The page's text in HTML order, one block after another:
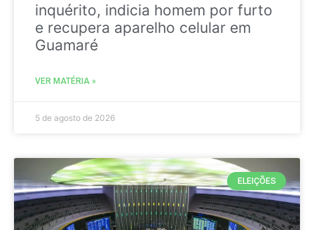
inquérito, indicia homem por furto
e recupera aparelho celular em
Guamaré
VER MATÉRIA »
5 de agosto de 2026
ELEIÇÕES